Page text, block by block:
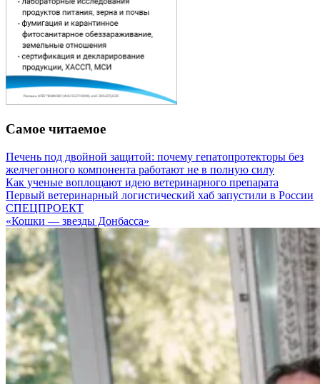
Самое читаемое
Печень под двойной защитой: почему гепатопротекторы без
желчегонного компонента работают не в полную силу
Как ученые воплощают идею ветеринарного препарата
Первый ветеринарный логистический хаб запустили в России
СПЕЦПРОЕКТ
«Кошки — звезды Донбасса»